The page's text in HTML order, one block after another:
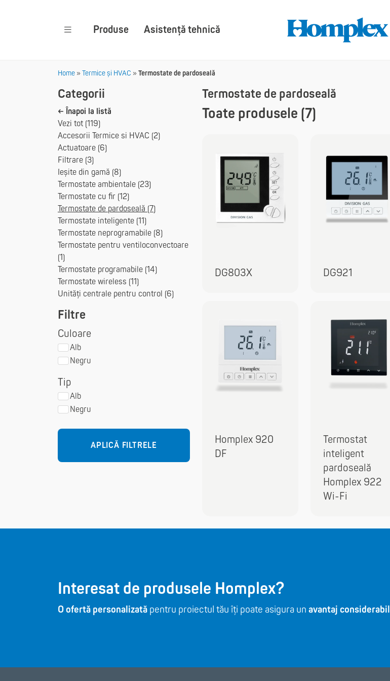
Produse Asistență tehnică
Home » Termice și HVAC » Termostate de pardoseală
Termostate de pardoseală
Toate produsele (7)
DG803X DG921
Homplex 920
DF
Termostat
inteligent
pardoseală
Homplex 922
Wi-Fi
Categorii
← Înapoi la listă
Vezi tot (119)
Accesorii Termice si HVAC (2)
Actuatoare (6)
Filtrare (3)
Ieșite din gamă (8)
Termostate ambientale (23)
Termostate cu fir (12)
Termostate de pardoseală (7)
Termostate inteligente (11)
Termostate neprogramabile (8)
Termostate pentru ventiloconvectoare
(1)
Termostate programabile (14)
Termostate wireless (11)
Unități centrale pentru control (6)
Filtre
Culoare
Alb
Negru
Tip
Alb
Negru
APLICĂ FILTRELE
Interesat de produsele Homplex?
O ofertă personalizată pentru proiectul tău îți poate asigura un avantaj considerabil